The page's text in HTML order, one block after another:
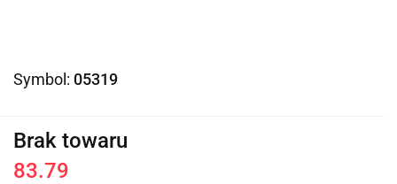
Symbol: 05319
Brak towaru
83.79